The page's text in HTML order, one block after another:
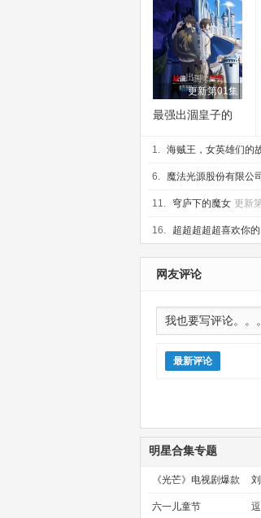
更新第01集
最强出涸皇子的
1. 海贼王，女英雄们的
第01集
6. 魔法光源股份有限公
季 更新第01集
11. 穹庐下的魔女 更新
16. 超超超超超喜欢你
朋友 第三季 更新第01集
网友评论
最新评论
明星合集专题
《光芒》电视剧爆款
预定！
六一儿童节